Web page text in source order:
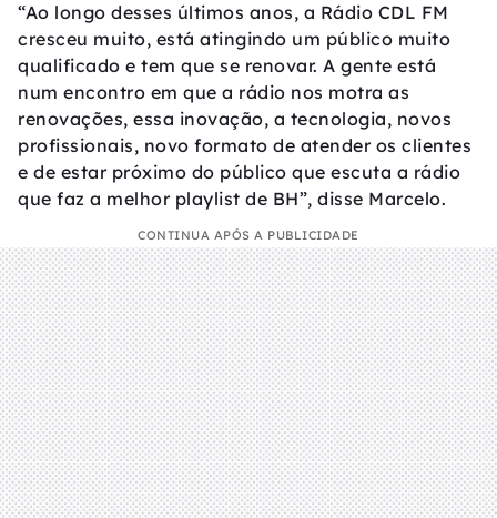
“Ao longo desses últimos anos, a Rádio CDL FM
cresceu muito, está atingindo um público muito
qualificado e tem que se renovar. A gente está
num encontro em que a rádio nos motra as
renovações, essa inovação, a tecnologia, novos
profissionais, novo formato de atender os clientes
e de estar próximo do público que escuta a rádio
que faz a melhor playlist de BH”, disse Marcelo.
CONTINUA APÓS A PUBLICIDADE